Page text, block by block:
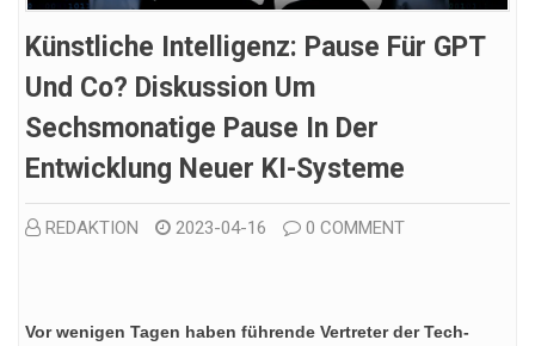
Künstliche Intelligenz: Pause Für GPT
Und Co? Diskussion Um
Sechsmonatige Pause In Der
Entwicklung Neuer KI-Systeme
REDAKTION 2023-04-16 0 COMMENT
Vor wenigen Tagen haben führende Vertreter der Tech-